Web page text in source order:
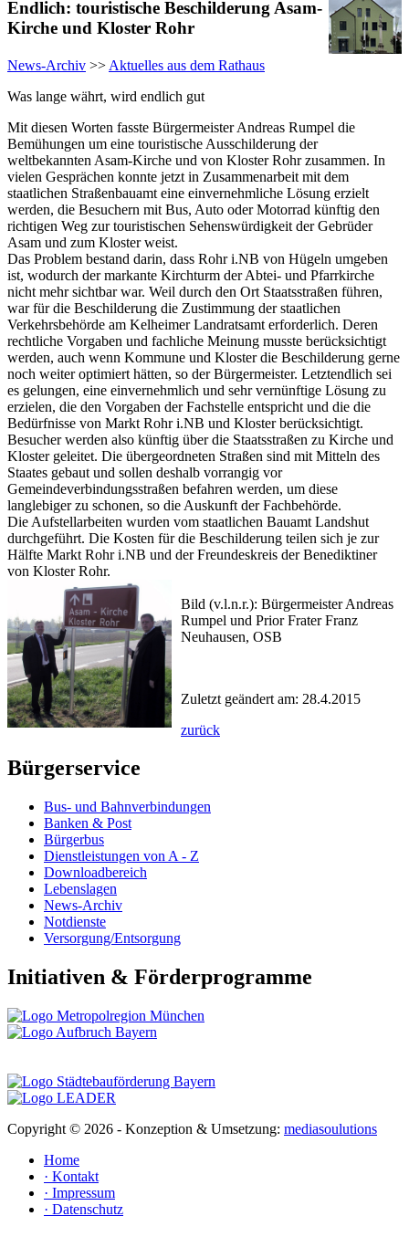
Endlich: touristische Beschilderung Asam-
Kirche und Kloster Rohr
News-Archiv >> Aktuelles aus dem Rathaus
Was lange währt, wird endlich gut
Mit diesen Worten fasste Bürgermeister Andreas Rumpel die
Bemühungen um eine touristische Ausschilderung der
weltbekannten Asam-Kirche und von Kloster Rohr zusammen. In
vielen Gesprächen konnte jetzt in Zusammenarbeit mit dem
staatlichen Straßenbauamt eine einvernehmliche Lösung erzielt
werden, die Besuchern mit Bus, Auto oder Motorrad künftig den
richtigen Weg zur touristischen Sehenswürdigkeit der Gebrüder
Asam und zum Kloster weist.
Das Problem bestand darin, dass Rohr i.NB von Hügeln umgeben
ist, wodurch der markante Kirchturm der Abtei- und Pfarrkirche
nicht mehr sichtbar war. Weil durch den Ort Staatsstraßen führen,
war für die Beschilderung die Zustimmung der staatlichen
Verkehrsbehörde am Kelheimer Landratsamt erforderlich. Deren
rechtliche Vorgaben und fachliche Meinung musste berücksichtigt
werden, auch wenn Kommune und Kloster die Beschilderung gerne
noch weiter optimiert hätten, so der Bürgermeister. Letztendlich sei
es gelungen, eine einvernehmlich und sehr vernünftige Lösung zu
erzielen, die den Vorgaben der Fachstelle entspricht und die die
Bedürfnisse von Markt Rohr i.NB und Kloster berücksichtigt.
Besucher werden also künftig über die Staatsstraßen zu Kirche und
Kloster geleitet. Die übergeordneten Straßen sind mit Mitteln des
Staates gebaut und sollen deshalb vorrangig vor
Gemeindeverbindungsstraßen befahren werden, um diese
langlebiger zu schonen, so die Auskunft der Fachbehörde.
Die Aufstellarbeiten wurden vom staatlichen Bauamt Landshut
durchgeführt. Die Kosten für die Beschilderung teilen sich je zur
Hälfte Markt Rohr i.NB und der Freundeskreis der Benediktiner
von Kloster Rohr.
Bild (v.l.n.r.): Bürgermeister Andreas
Rumpel und Prior Frater Franz
Neuhausen, OSB
Zuletzt geändert am: 28.4.2015
zurück
Bürgerservice
Bus- und Bahnverbindungen
Banken & Post
Bürgerbus
Dienstleistungen von A - Z
Downloadbereich
Lebenslagen
News-Archiv
Notdienste
Versorgung/Entsorgung
Initiativen & Förderprogramme
Copyright © 2026 - Konzeption & Umsetzung: mediasoulutions
Home
· Kontakt
· Impressum
· Datenschutz